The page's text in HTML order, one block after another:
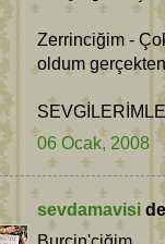
Zerrinciğim -
oldum
06 Ocak, 2008
sevdamavisi